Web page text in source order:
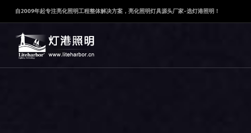
自2009年起专注亮化照明工程整体解决方案，亮化照明灯具源头厂家-选灯港照明！